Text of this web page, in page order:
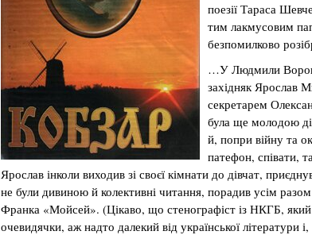
поезії Тараса
тим лакмусовим
безпомилково
…У Людмили
західняк Ярослав
секретарем
була ще молодою
й, попри війну та
патефон, співати,
Ярослав інколи виходив зі своєї кімнати до дівчат,
не були дивиною й колективні читання, порадив усім
Франка «Мойсей». (Цікаво, що стенографіст із НКГБ,
очевидячки, аж надто далекий від української літератури